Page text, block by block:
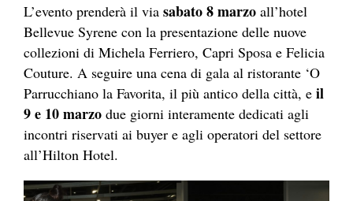
L’evento prenderà il via sabato 8 marzo all’hotel
Bellevue Syrene con la presentazione delle nuove
collezioni di Michela Ferriero, Capri Sposa e Felicia
Couture. A seguire una cena di gala al ristorante ‘O
Parrucchiano la Favorita, il più antico della città, e il
9 e 10 marzo due giorni interamente dedicati agli
incontri riservati ai buyer e agli operatori del settore
all’Hilton Hotel.